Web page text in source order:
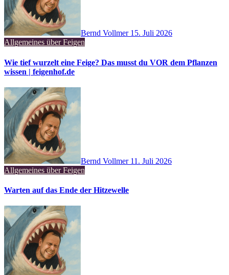
Bernd Vollmer 15. Juli 2026
Allgemeines über Feigen
Wie tief wurzelt eine Feige? Das musst du VOR dem Pflanzen
wissen | feigenhof.de
Bernd Vollmer 11. Juli 2026
Allgemeines über Feigen
Warten auf das Ende der Hitzewelle